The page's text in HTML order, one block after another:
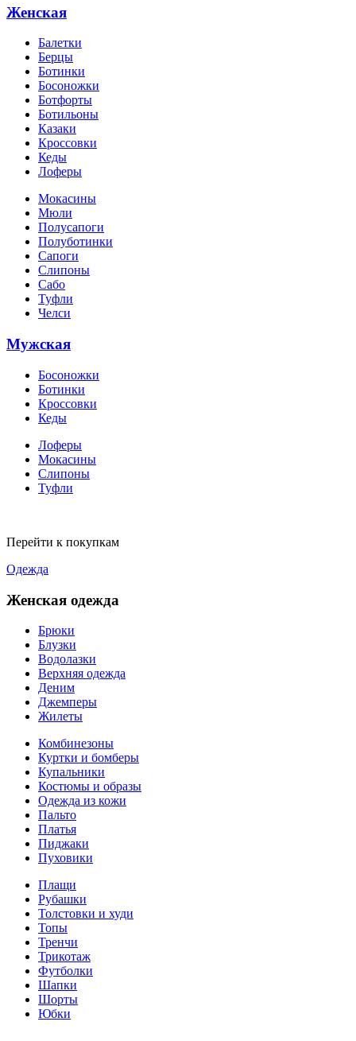
Женская
Балетки
Берцы
Ботинки
Босоножки
Ботфорты
Ботильоны
Казаки
Кроссовки
Кеды
Лоферы
Мокасины
Мюли
Полусапоги
Полуботинки
Сапоги
Слипоны
Сабо
Туфли
Челси
Мужская
Босоножки
Ботинки
Кроссовки
Кеды
Лоферы
Мокасины
Слипоны
Туфли
Перейти к покупкам
Одежда
Женская одежда
Брюки
Блузки
Водолазки
Верхняя одежда
Деним
Джемперы
Жилеты
Комбинезоны
Куртки и бомберы
Купальники
Костюмы и образы
Одежда из кожи
Пальто
Платья
Пиджаки
Пуховики
Плащи
Рубашки
Толстовки и худи
Топы
Тренчи
Трикотаж
Футболки
Шапки
Шорты
Юбки